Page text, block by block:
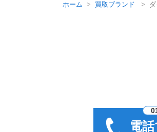
ホーム 買取ブランド
電